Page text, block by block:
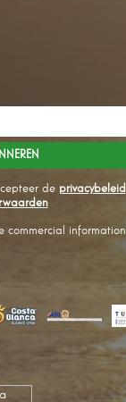
de privacybeleid
commercial information